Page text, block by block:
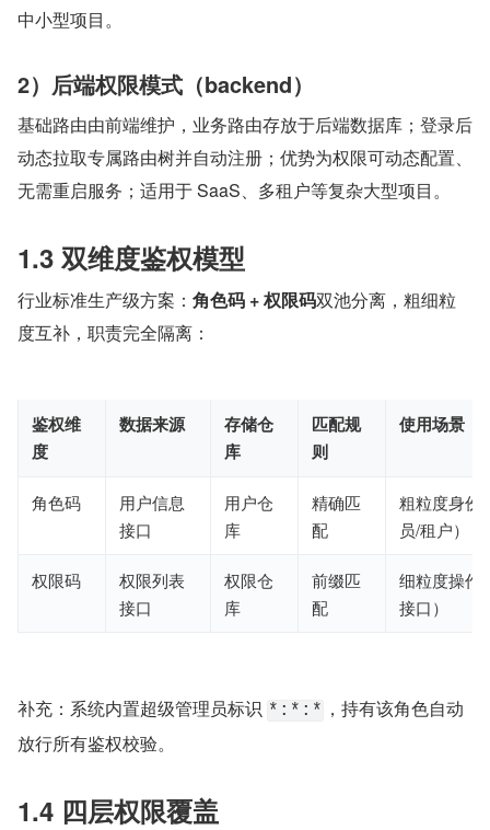
中小型项目。
2）后端权限模式（backend）
基础路由由前端维护，业务路由存放于后端数据库；登录后
动态拉取专属路由树并自动注册；优势为权限可动态配置、
无需重启服务；适用于 SaaS、多租户等复杂大型项目。
1.3 双维度鉴权模型
行业标准生产级方案： 角色码 + 权限码双池分离，粗细粒
度互补，职责完全隔离：
鉴权维
度
数据来源
存储仓
库
匹配规
则
使用场景
角色码
用户信息
接口
用户仓
库
精确匹
配
粗粒度身份
员/租户）
权限码
权限列表
接口
权限仓
库
前缀匹
配
细粒度操作
接口）
补充：系统内置超级管理员标识 *:*:* ，持有该角色自动
放行所有鉴权校验。
1.4 四层权限覆盖